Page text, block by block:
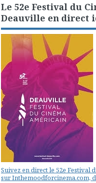
Le 52e Festival du
Deauville en direct
Suivez en direct le 52e Festival
sur Inthemoodforcinema.com,